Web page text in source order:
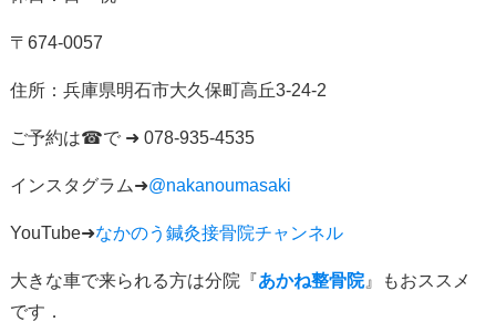
〒 674-0057
住所： 兵庫県明石市大久保町高丘3-24-2
ご予約は☎で➜ 078-935-4535
インスタグラム➜@nakanoumasaki
YouTube➜なかのう鍼灸接骨院チャンネル
大きな車で来られる方は分院『あかね整骨院』もおススメ
です．